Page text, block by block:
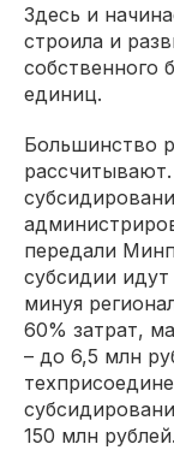
Здесь и
строила и
собственного
единиц.
Большинство
передали
субсидии
минуя
60% затрат,
– до 6,5 млн
150 млн рублей.